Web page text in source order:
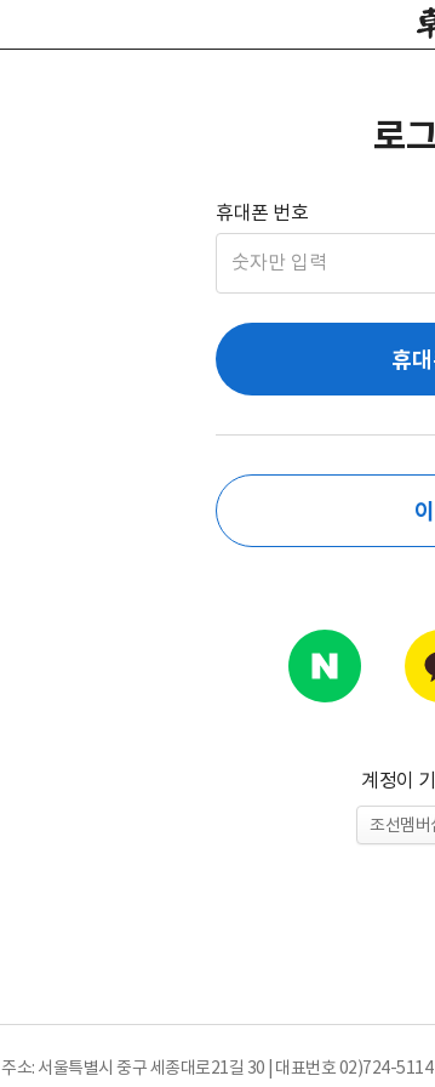
로
휴대폰 번호
휴
계정이
조선멤버
주소: 서울특별시 중구 세종대로21길 30 | 대표번호 02)724-5114